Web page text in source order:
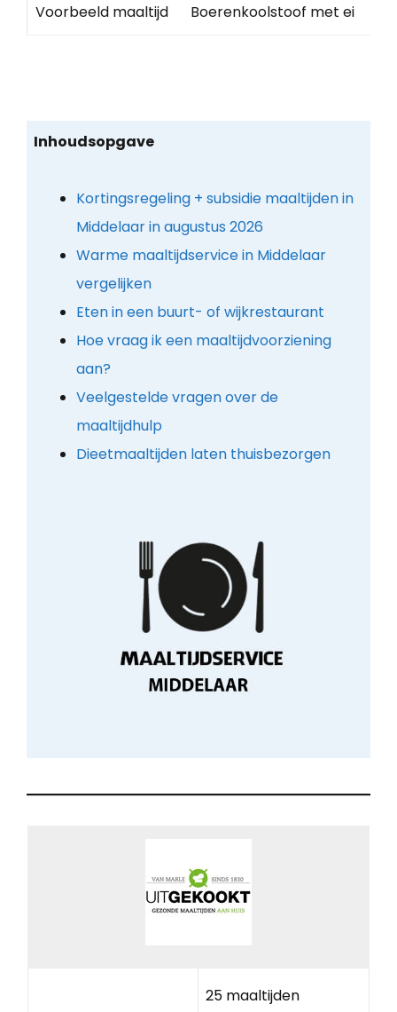
Voorbeeld maaltijd Boe­ren­kool­stoof met ei
Inhoudsopgave
Kortingsregeling + subsidie maaltijden in
Middelaar in augustus 2026
Warme maaltijdservice in Middelaar
vergelijken
Eten in een buurt- of wijkrestaurant
Hoe vraag ik een maaltijdvoorziening
aan?
Veelgestelde vragen over de
maaltijdhulp
Dieetmaaltijden laten thuisbezorgen
25 maaltijden